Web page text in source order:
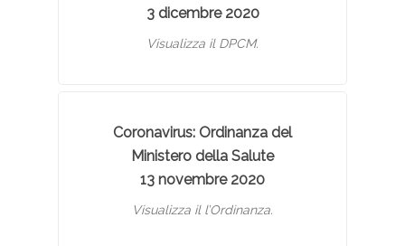
3 dicembre 2020
Visualizza il DPCM.
Coronavirus: Ordinanza del
Ministero della Salute
13 novembre 2020
Visualizza il l’Ordinanza.